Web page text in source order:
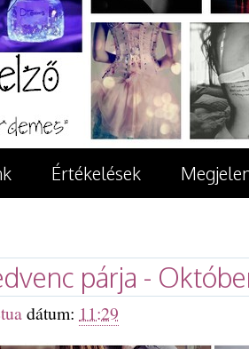
Értékelések
párja -
dátum: 11:29